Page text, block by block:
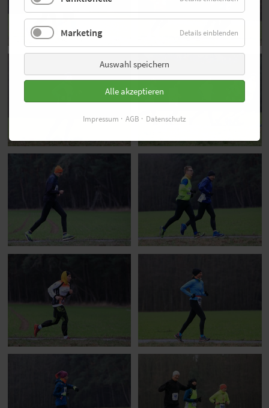
Marketing Details einblenden
Auswahl speichern
Alle akzeptieren
Impressum AGB Datenschutz